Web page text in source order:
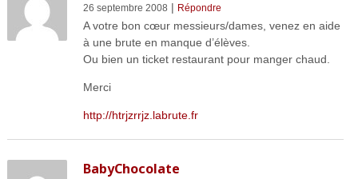
26 septembre 2008 | Répondre
A votre bon cœur messieurs/dames, venez en aide
à une brute en manque d’élèves.
Ou bien un ticket restaurant pour manger chaud.
Merci
http://htrjzrrjz.labrute.fr
BabyChocolate